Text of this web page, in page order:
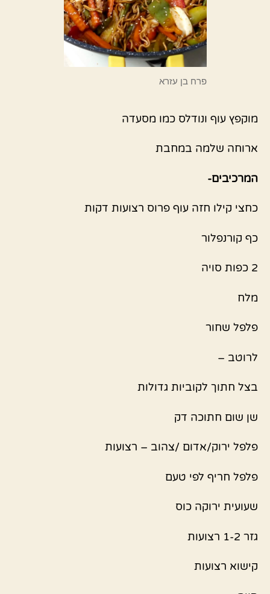
פרח בן עזרא
מוקפץ עוף ונודלס כמו מסעדה
ארוחה שלמה במחבת
המרכיבים-
כחצי קילו חזה עוף פרוס רצועות דקות
כף קורנפלור
2 כפות סויה
מלח
פלפל שחור
לרוטב –
בצל חתוך לקוביות גדולות
שן שום חתוכה דק
פלפל ירוק/אדום /צהוב – רצועות
פלפל חריף לפי טעם
שעועית ירוקה כוס
גזר 1-2 רצועות
קישוא רצועות